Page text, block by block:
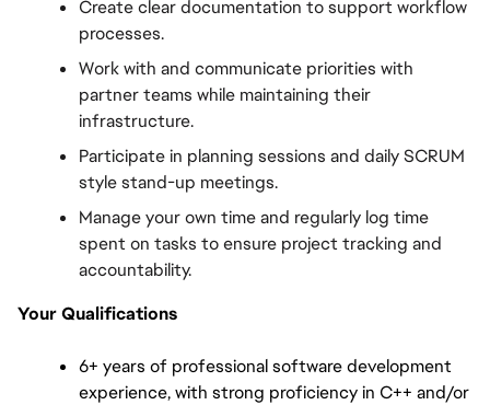
Create clear documentation to support workflow
processes.
Work with and communicate priorities with
partner teams while maintaining their
infrastructure.
Participate in planning sessions and daily SCRUM
style stand-up meetings.
Manage your own time and regularly log time
spent on tasks to ensure project tracking and
accountability.
Your Qualifications
6+ years of professional software development
experience, with strong proficiency in C++ and/or